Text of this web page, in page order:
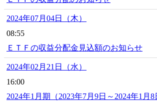
2024年07月04日（木）
08:55
ＥＴＦの収益分配金見込額のお知らせ
2024年02月21日（水）
16:00
2024年1月期（2023年7月9日～2024年1月